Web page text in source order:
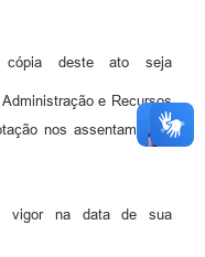
deste ato seja
e Recursos
nos assentamentos
vigor na data de sua